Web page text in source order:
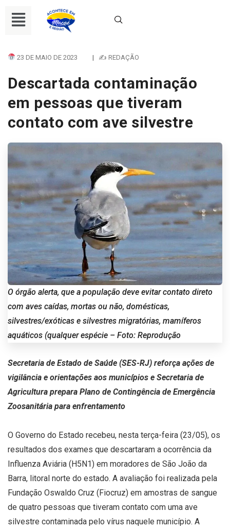
23 DE MAIO DE 2023 | ✍ REDAÇÃO
Descartada contaminação
em pessoas que tiveram
contato com ave silvestre
O órgão alerta, que a população deve evitar contato direto
com aves caídas, mortas ou não, domésticas,
silvestres/exóticas e silvestres migratórias, mamíferos
aquáticos (qualquer espécie – Foto: Reprodução
Secretaria de Estado de Saúde (SES-RJ) reforça ações de
vigilância e orientações aos municípios e Secretaria de
Agricultura prepara Plano de Contingência de Emergência
Zoosanitária para enfrentamento
O Governo do Estado recebeu, nesta terça-feira (23/05), os
resultados dos exames que descartaram a ocorrência da
Influenza Aviária (H5N1) em moradores de São João da
Barra, litoral norte do estado. A avaliação foi realizada pela
Fundação Oswaldo Cruz (Fiocruz) em amostras de sangue
de quatro pessoas que tiveram contato com uma ave
silvestre contaminada pelo vírus naquele município. A